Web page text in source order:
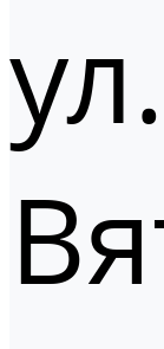
ул.